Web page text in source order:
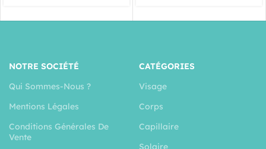
NOTRE SOCIÉTÉ
Qui Sommes-Nous ?
Mentions Légales
Conditions Générales De
Vente
CATÉGORIES
Visage
Corps
Capillaire
Solaire